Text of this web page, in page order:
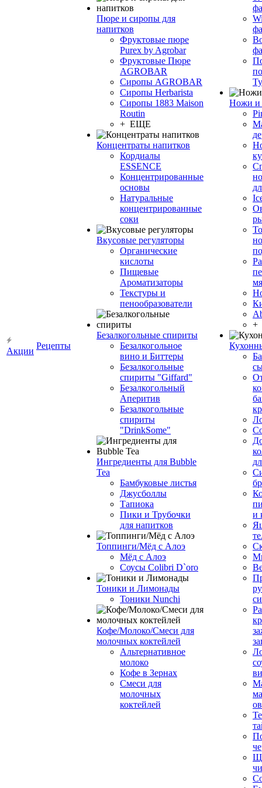
Акции
Рецепты
Пюре и сиропы для
напитков
Фруктовые пюре
Purex by Agrobar
Фруктовые Пюре
AGROBAR
Сиропы AGROBAR
Сиропы Herbarista
Сиропы 1883 Maison
Routin
+ ЕЩЕ
Концентраты напитков
Кордиалы
ESSENCE
Концентрированные
основы
Натуральные
концентрированные
соки
Вкусовые регуляторы
Органические
кислоты
Пищевые
Ароматизаторы
Текстуры и
пенообразователи
Безалкогольные спириты
Безалкогольное
вино и Биттеры
Безалкогольные
спириты "Giffard"
Безалкогольный
Аперитив
Безалкогольные
спириты
"DrinkSome"
Ингредиенты для Bubble
Tea
Бамбуковые листья
Джусболлы
Тапиока
Пики и Трубочки
для напитков
Топпинги/Мёд с Алоэ
Мёд с Алоэ
Соусы Colibri D`oro
Тоники и Лимонады
Тоники Nunchi
Кофе/Молоко/Смеси для
молочных коктейлей
Альтернативное
молоко
Кофе в Зернах
Смеси для
молочных
коктейлей
Ножи и
+
и